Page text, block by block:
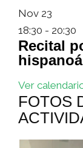
Nov 23
18:30 - 20:30
Recital
Ver
FOTOS